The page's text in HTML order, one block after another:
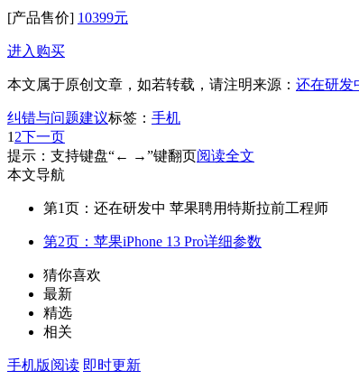
[产品售价] 10399元
进入购买
本文属于原创文章，如若转载，请注明来源： 还在研发
纠错与问题建议标签： 手机
1 2下一页
提示：支持键盘“← →”键翻页阅读全文
本文导航
第1页：还在研发中 苹果聘用特斯拉前工程师
第2页：苹果iPhone 13 Pro详细参数
猜你喜欢
最新
精选
相关
手机版阅读 即时更新